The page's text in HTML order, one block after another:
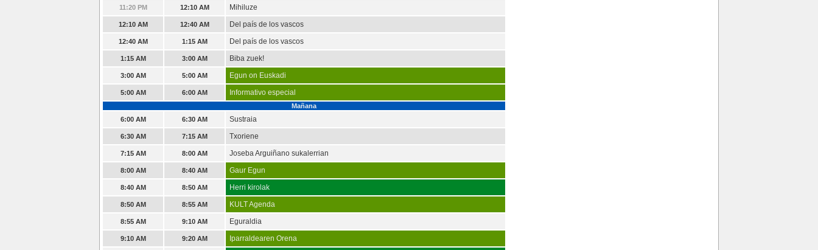
11:20 PM
12:10 AM Mihiluze
12:10 AM 12:40 AM Del país de los vascos
12:40 AM 1:15 AM Del país de los vascos
1:15 AM 3:00 AM Biba zuek!
3:00 AM 5:00 AM Egun on Euskadi
5:00 AM 6:00 AM Informativo especial
Mañana
6:00 AM
6:30 AM Sustraia
6:30 AM 7:15 AM Txoriene
7:15 AM 8:00 AM Joseba Arguiñano sukalerrian
8:00 AM 8:40 AM Gaur Egun
8:40 AM 8:50 AM Herri kirolak
8:50 AM 8:55 AM KULT Agenda
8:55 AM 9:10 AM Eguraldia
9:10 AM 9:20 AM Iparraldearen Orena